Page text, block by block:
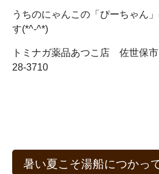
うちのにゃんこの「ぴーちゃん
す(*^-^*)
トミナガ薬品あつこ店 佐世保
28-3710
暑い夏こそ湯船につかっ